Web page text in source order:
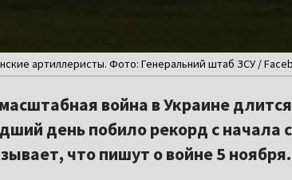
артиллеристы. Фото: Генеральний штаб ЗСУ /
война в Украине
день побило рекорд с начала
что пишут о войне 5 ноября.